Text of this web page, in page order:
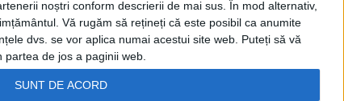
noștri conform descrierii de mai sus. În mod alternativ,
Vă rugăm să rețineți că este posibil ca anumite
dvs. se vor aplica numai acestui site web. Puteți să vă
de jos a paginii web.
SUNT DE ACORD